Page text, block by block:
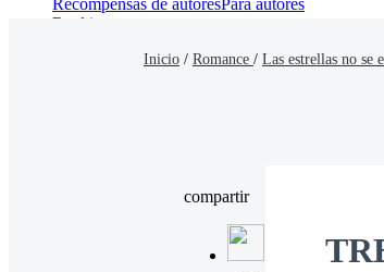
Recompensas de autoresPara autores
Ranking
Inicio / Romance / Las estrellas no se
compartir